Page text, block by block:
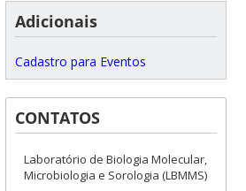
Isolamento e
identificação de
micobactérias não-
laboratório e hospital de
referência do Estado de
Diagnóstico e
epidemiologia
Mycobacterium
tuberculosisno Estado
de Santa Catarina.
Adicionais
Cadastro para Eventos
CONTATOS
Laboratório de Biologia Molecular,
Microbiologia e Sorologia (LBMMS)